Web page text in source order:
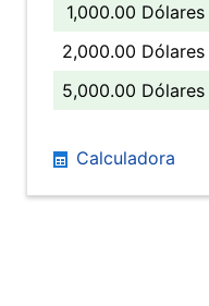
1,000.00 Dólares
2,000.00 Dólares
5,000.00 Dólares
Calculadora